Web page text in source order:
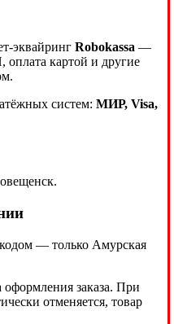
эквайринг Robokassa —
картой и другие
систем: МИР, Visa,
— только Амурская
оформления заказа. При
отменяется, товар